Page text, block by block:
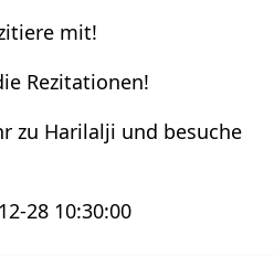
mit!
Rezitationen!
zu Harilalji und besuche
28 10:30:00